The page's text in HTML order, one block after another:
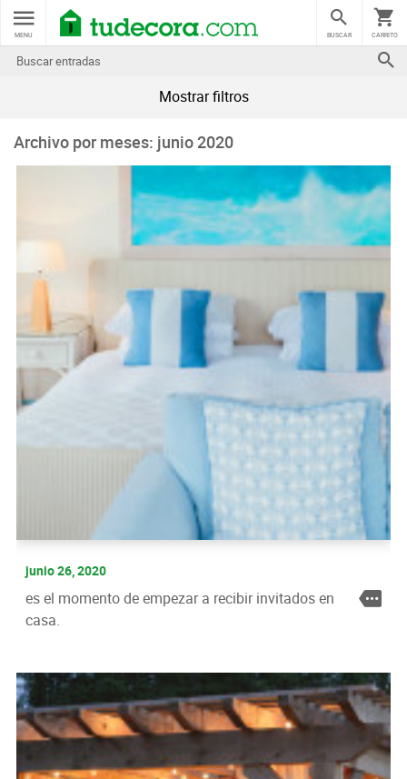
MENU CARRITO
BUSCAR
Mostrar filtros
Archivo por meses: junio 2020
junio 26, 2020
es el momento de empezar a recibir invitados en
casa.